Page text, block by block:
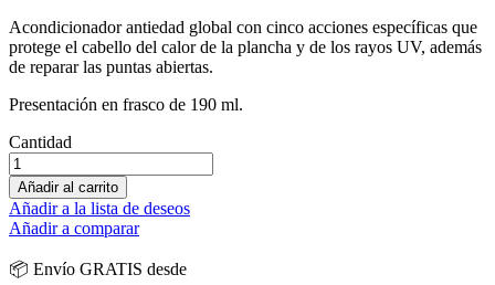
Acondicionador antiedad global con cinco acciones específicas que
protege el cabello del calor de la plancha y de los rayos UV, además
de reparar las puntas abiertas.
Presentación en frasco de 190 ml.
Cantidad
Añadir al carrito
Añadir a la lista de deseos
Añadir a comparar
📦 Envío GRATIS desde